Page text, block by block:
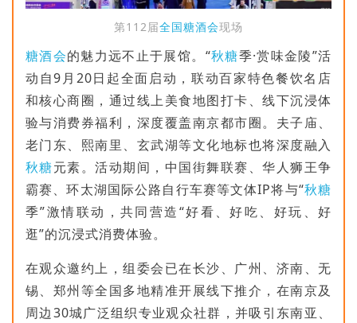
第112届全国糖酒会现场
糖酒会的魅力远不止于展馆。“秋糖季·赏味金陵”活
动自9月20日起全面启动，联动百家特色餐饮名店
和核心商圈，通过线上美食地图打卡、线下沉浸体
验与消费券福利，深度覆盖南京都市圈。夫子庙、
老门东、熙南里、玄武湖等文化地标也将深度融入
秋糖元素。活动期间，中国街舞联赛、华人狮王争
霸赛、环太湖国际公路自行车赛等文体IP将与“秋糖
季”激情联动，共同营造“好看、好吃、好玩、好
逛”的沉浸式消费体验。
在观众邀约上，组委会已在长沙、广州、济南、无
锡、郑州等全国多地精准开展线下推介，在南京及
周边30城广泛组织专业观众社群，并吸引东南亚、